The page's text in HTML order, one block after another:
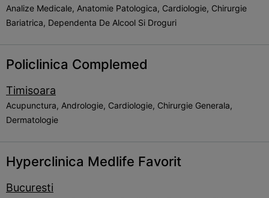
Analize Medicale, Anatomie Patologica, Cardiologie, Chirurgie
Bariatrica, Dependenta De Alcool Si Droguri
Policlinica Complemed
Timisoara
Acupunctura, Andrologie, Cardiologie, Chirurgie Generala,
Dermatologie
Hyperclinica Medlife Favorit
Bucuresti